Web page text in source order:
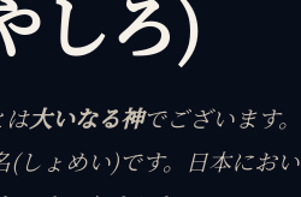
しろ)
は大いなる神でございます。
(しょめい)です。日本におい